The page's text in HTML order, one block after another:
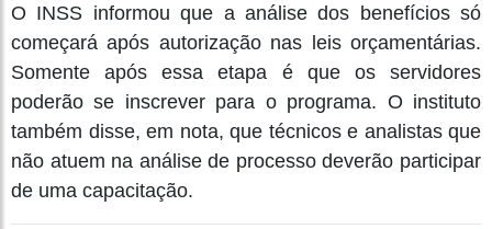
O INSS informou que a análise dos benefícios só
começará após autorização nas leis orçamentárias.
Somente após essa etapa é que os servidores
poderão se inscrever para o programa. O instituto
também disse, em nota, que técnicos e analistas que
não atuem na análise de processo deverão participar
de uma capacitação.